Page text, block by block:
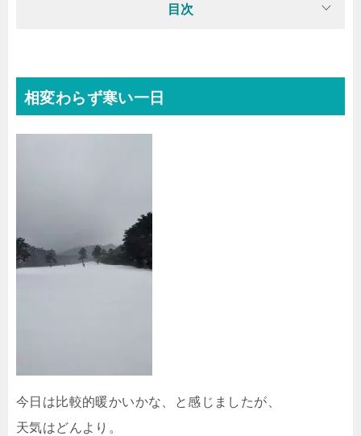
目次
相変わらず寒い一日
今日は比較的暖かいかな、と感じましたが、
天気はどんより。